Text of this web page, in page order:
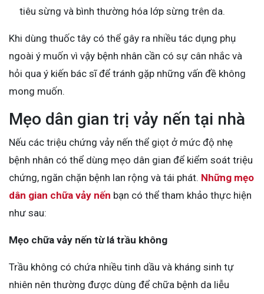
tiêu sừng và bình thường hóa lớp sừng trên da.
Khi dùng thuốc tây có thể gây ra nhiều tác dụng phụ
ngoài ý muốn vì vậy bệnh nhân cần có sự cân nhắc và
hỏi qua ý kiến bác sĩ để tránh gặp những vấn đề không
mong muốn.
Mẹo dân gian trị vảy nến tại nhà
Nếu các triệu chứng vảy nến thể giọt ở mức độ nhẹ
bệnh nhân có thể dùng mẹo dân gian để kiểm soát triệu
chứng, ngăn chặn bệnh lan rộng và tái phát. Những mẹo
dân gian chữa vảy nến bạn có thể tham khảo thực hiện
như sau:
Mẹo chữa vảy nến từ lá trầu không
Trầu không có chứa nhiều tinh dầu và kháng sinh tự
nhiên nên thường được dùng để chữa bệnh da liễu